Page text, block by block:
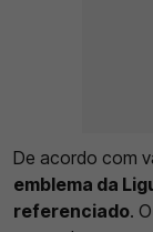
De acordo com
emblema da
referenciado.